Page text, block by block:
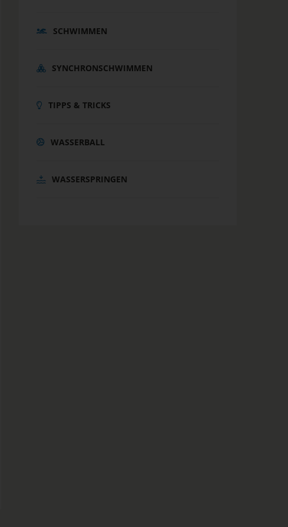
SCHWIMMEN
SYNCHRONSCHWIMMEN
TIPPS & TRICKS
WASSERBALL
WASSERSPRINGEN